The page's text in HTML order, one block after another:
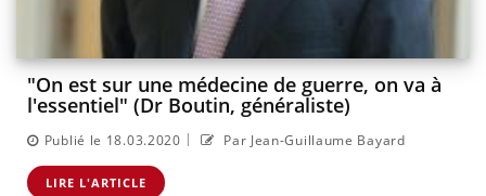
"On est sur une médecine de guerre, on va à
l'essentiel" (Dr Boutin, généraliste)
Publié le 18.03.2020 | Par Jean-Guillaume Bayard
LIRE L'ARTICLE